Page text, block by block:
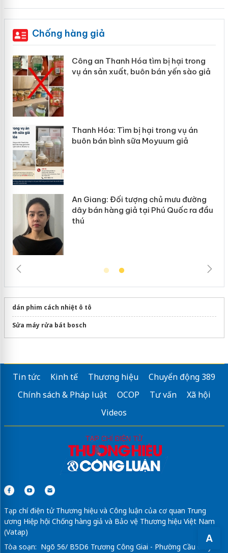
A
Chống hàng giả
Lào Cai xử lý 83 vụ vi phạm thương mại
trong tháng 7
Hưng Yên: Xử lý 6 hộ kinh doanh bán hàng
giả mạo nhãn hiệu Adidas, Nike
Cà Mau: Tiêu hủy công khai hàng ngàn sản
phẩm nhập lậu, bảo vệ môi trường kinh
doanh
dán phim cách nhiệt ô tô
Sửa máy rửa bát bosch
Tin tức Kinh tế Thương hiệu
Chuyển động 389
Chính sách & Pháp luật
OCOP Tư vấn
Xã hội
Videos
Tạp chí điện tử Thương hiệu và Công luận của cơ quan Trung
ương Hiệp hội Chống hàng giả và Bảo vệ Thương hiệu Việt Nam
(Vatap)
Tòa soạn: Ngõ 56/ B5D6 Trương Công Giai - Phường Cầu Giấy -